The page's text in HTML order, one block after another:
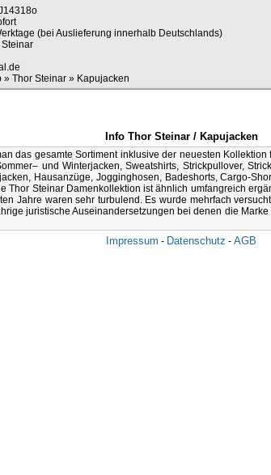
(bei Auslieferung innerhalb Deutschlands)
» Thor Steinar » Kapujacken
Info Thor Steinar / Kapujacken
das gesamte Sortiment inklusive der neuesten Kollektion
und Winterjacken, Sweatshirts, Strickpullover,
Hausanzüge, Jogginghosen, Badeshorts, Cargo-
Thor Steinar Damenkollektion ist ähnlich umfangreich
Jahre waren sehr turbulend. Es wurde mehrfach
juristische Auseinandersetzungen bei denen die
Impressum - Datenschutz - AGB